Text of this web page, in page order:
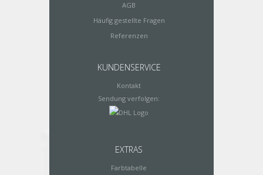
AGB
Häufig gestellte Fragen
Referenzen
KUNDENSERVICE
Kontakt
Sendung verfolgen:
EXTRAS
Farbtabelle